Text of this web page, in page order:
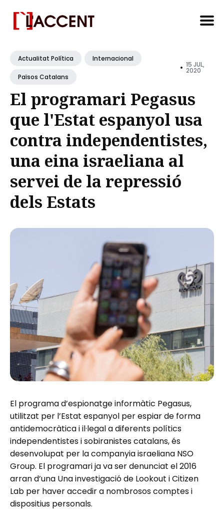
forActualitat Política Internacional
Països Catalans
• 15 JUL,
2020
El programari Pegasus
que l'Estat espanyol usa
contra independentistes,
una eina israeliana al
servei de la repressió
dels Estats
El programa d’espionatge informàtic Pegasus,
utilitzat per l’Estat espanyol per espiar de forma
antidemocràtica i il·legal a diferents polítics
independentistes i sobiranistes catalans, és
desenvolupat per la companyia israeliana NSO
Group. El programari ja va ser denunciat el 2016
arran d’una Una investigació de Lookout i Citizen
Lab per haver accedir a nombrosos comptes i
dispositius personals.